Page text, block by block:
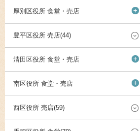
厚別区役所 食堂・売店 +
豊平区役所 売店(44)
清田区役所 食堂・売店 +
南区役所 食堂・売店 +
西区役所 売店(59)